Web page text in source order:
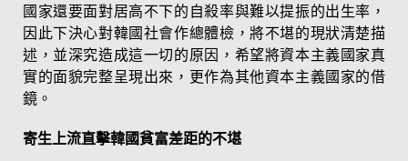
國家還要面對居高不下的自殺率與難以提振的出生率，
因此下決心對韓國社會作總體檢，將不堪的現狀清楚描
述，並深究造成這一切的原因，希望將資本主義國家真
實的面貌完整呈現出來，更作為其他資本主義國家的借
鏡。
寄生上流直擊韓國貧富差距的不堪